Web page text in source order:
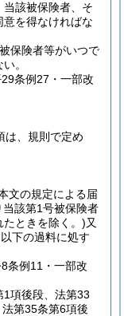
該被保険者、そ
を得なければな
保険者等がいつで
。
条例27・一部改
は、規則で定め
文の規定による届
該第1号被保険者
ときを除く。)又
下の過料に処す
条例11・一部改
項後段、法第33
第35条第6項後